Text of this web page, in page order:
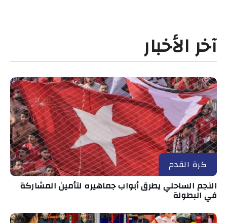
آخر الأخبار
كرة القدم
النجم الساحلي يطرق أبواب جماهيره لتأمين المشاركة
في البطولة